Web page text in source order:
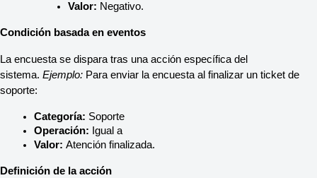
Valor: Negativo.
Condición basada en eventos
La encuesta se dispara tras una acción específica del
sistema. Ejemplo: Para enviar la encuesta al finalizar un ticket de
soporte:
Categoría: Soporte
Operación: Igual a
Valor: Atención finalizada.
Definición de la acción